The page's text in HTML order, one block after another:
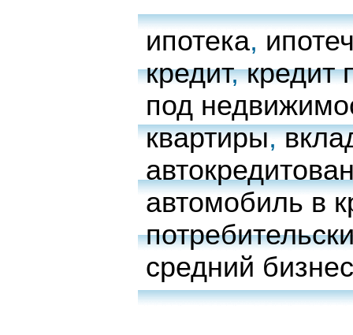
ипотека,
кредит,кредит
под
квартиры,
автомобиль в
средний бизнес